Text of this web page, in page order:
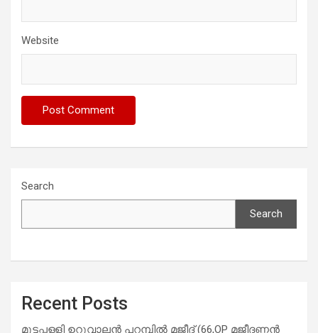
Website
Search
Search
Recent Posts
മുട്ടപ്പള്ളി ഉറുവാലൻ പറമ്പിൽ മജീദ് (66,OP മജീദണ്ണൻ